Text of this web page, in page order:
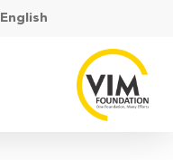
content
English
Close
Menu